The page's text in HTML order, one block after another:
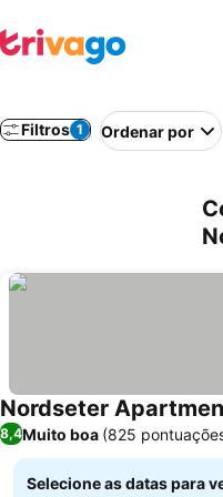
Filtros 1 Ordenar por
Nordseter
8,4Muito boa (825
Selecione as datas para